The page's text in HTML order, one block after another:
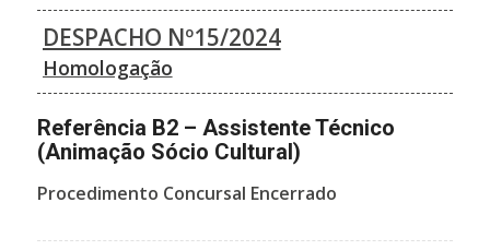
DESPACHO Nº15/2024
Homologação
Referência B2 – Assistente Técnico
(Animação Sócio Cultural)
Procedimento Concursal Encerrado